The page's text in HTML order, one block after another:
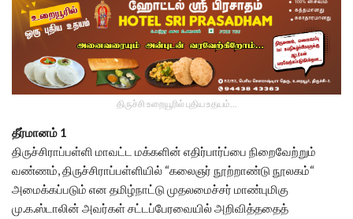
திருச்சி உறையூரில் புதிய உதயம்...
தீர்மானம் 1
திருச்சிராப்பள்ளி மாவட்ட மக்களின் எதிர்பார்ப்பை நிறைவேற்றும்
வண்ணம், திருச்சிராப்பள்ளியில் “கலைஞர் நூற்றாண்டு நூலகம்“
அமைக்கப்படும் என தமிழ்நாட்டு முதலமைச்சர் மாண்புமிகு
மு.க.ஸ்டாலின் அவர்கள் சட்டப்பேரவையில் அறிவித்ததைத்